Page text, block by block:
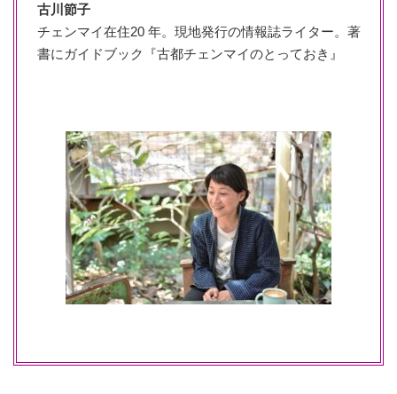
古川節子
チェンマイ在住20 年。現地発行の情報誌ライター。著
書にガイドブック『古都チェンマイのとっておき』